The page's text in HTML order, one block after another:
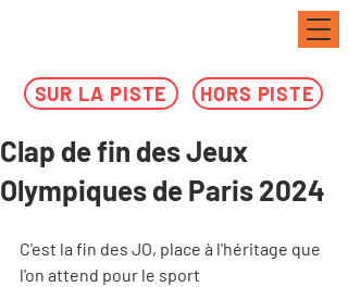
SUR LA PISTE HORS PISTE
Clap de fin des Jeux
Olympiques de Paris 2024
C'est la fin des JO, place à l'héritage que
l'on attend pour le sport